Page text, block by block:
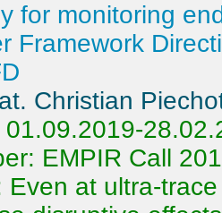
for monitoring
Framework
Christian
01.09.2019-
EMPIR Call
Even at ultra-